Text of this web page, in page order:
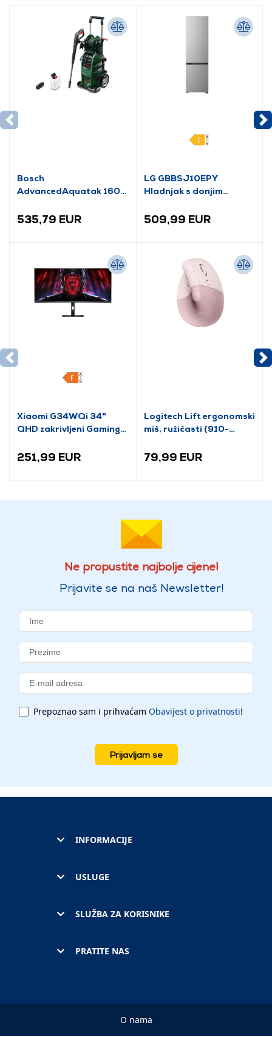
Bosch
AdvancedAquatak 160
(06008A7800)
535,79 EUR
LG GBBSJ10EPY
Hladnjak s donjim
509,99 EUR
Xiaomi G34WQi 34"
QHD zakrivljeni Gaming
251,99 EUR
Logitech Lift ergonomski
miš, ružičasti (910-
79,99 EUR
Ne propustite najbolje cijene!
Prijavite se na naš Newsletter!
Prepoznao sam i prihvaćam Obavijest o privatnosti!
Prijavljam se
INFORMACIJE
USLUGE
SLUŽBA ZA KORISNIKE
PRATITE NAS
O nama